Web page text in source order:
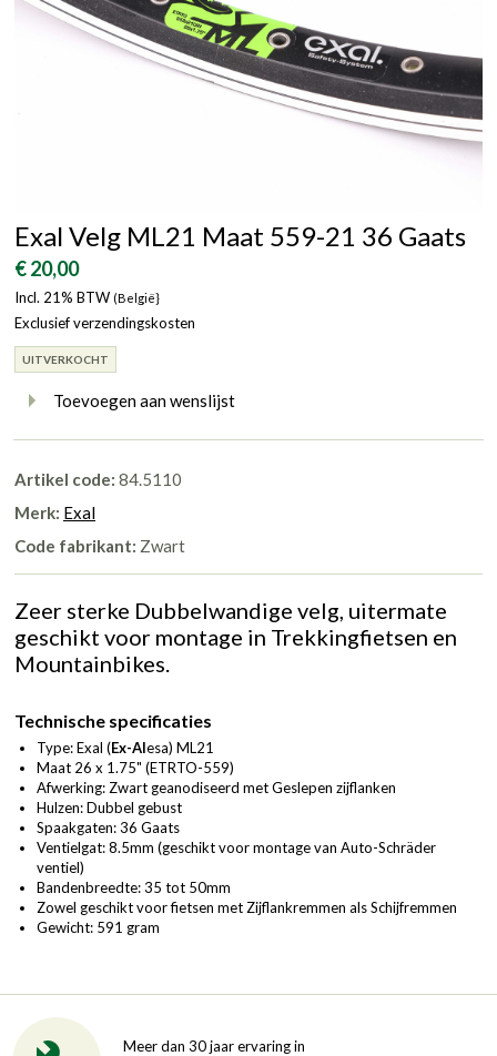
Exal Velg ML21 Maat 559-21 36 Gaats
€ 20,00
Incl. 21% BTW (België}
Exclusief verzendingskosten
UITVERKOCHT
Toevoegen aan wenslijst
Artikel code: 84.5110
Merk: Exal
Code fabrikant: Zwart
Zeer sterke Dubbelwandige velg, uitermate
geschikt voor montage in Trekkingfietsen en
Mountainbikes.
Technische specificaties
Type: Exal (Ex-Alesa) ML21
Maat 26 x 1.75" (ETRTO-559)
Afwerking: Zwart geanodiseerd met Geslepen zijflanken
Hulzen: Dubbel gebust
Spaakgaten: 36 Gaats
Ventielgat: 8.5mm (geschikt voor montage van Auto-Schräder
ventiel)
Bandenbreedte: 35 tot 50mm
Zowel geschikt voor fietsen met Zijflankremmen als Schijfremmen
Gewicht: 591 gram
Meer dan 30 jaar ervaring in